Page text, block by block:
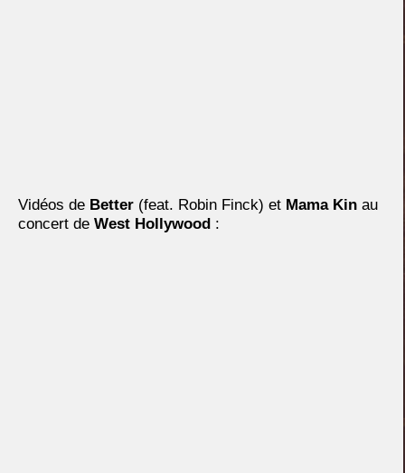
Vidéos de Better (feat. Robin Finck) et Mama Kin au
concert de West Hollywood :